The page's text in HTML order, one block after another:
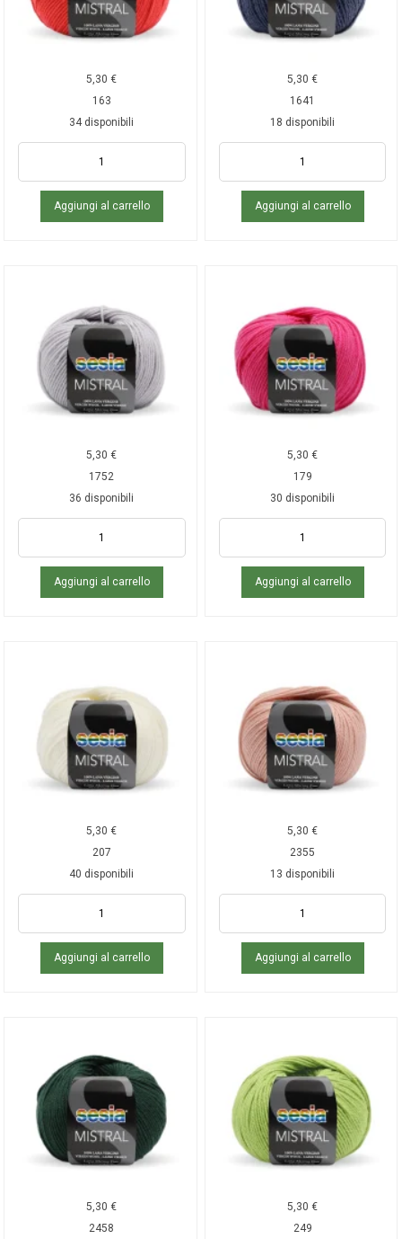
5,30€
163
34 disponibili
Aggiungi al carrello
5,30€
1641
18 disponibili
Aggiungi al carrello
5,30€
1752
36 disponibili
Aggiungi al carrello
5,30€
179
30 disponibili
Aggiungi al carrello
5,30€
207
40 disponibili
Aggiungi al carrello
5,30€
2355
13 disponibili
Aggiungi al carrello
5,30€
2458
5,30€
249